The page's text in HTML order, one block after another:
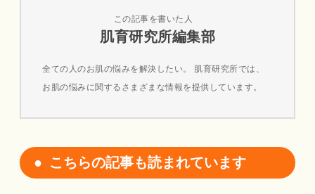
この記事を書いた人
肌育研究所編集部
全ての人のお肌の悩みを解決したい。 肌育研究所では、
お肌の悩みに関するさまざまな情報を提供しています。
こちらの記事も読まれています